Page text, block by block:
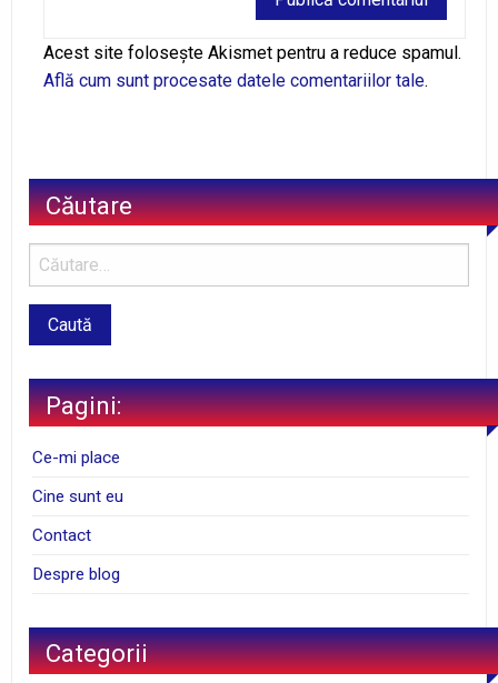
Alternative:
Acest site folosește Akismet pentru a reduce spamul.
Află cum sunt procesate datele comentariilor tale.
Căutare
Pagini:
Ce-mi place
Cine sunt eu
Contact
Despre blog
Categorii